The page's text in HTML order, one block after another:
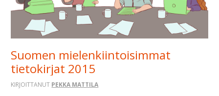
Suomen mielenkiintoisimmat
tietokirjat 2015
KIRJOITTANUT PEKKA MATTILA